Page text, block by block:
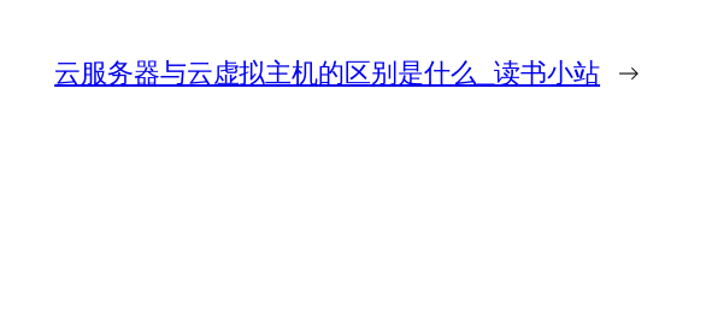
云服务器与云虚拟主机的区别是什么_读书小站 →